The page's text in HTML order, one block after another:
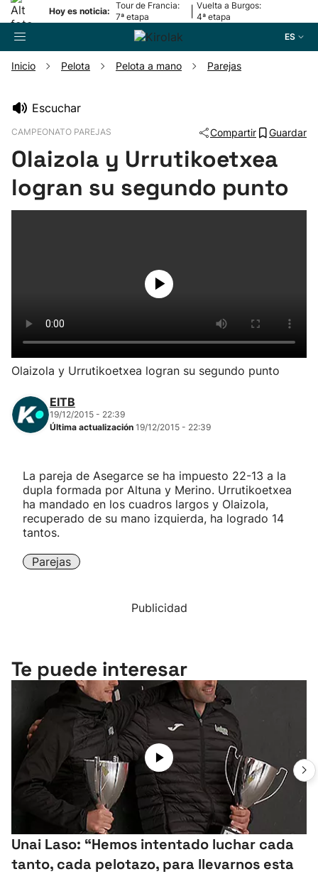
Hoy es noticia:
Tour de Francia:
7ª etapa
Vuelta a Burgos:
4ª etapa
ES
Pelota
Herri-kirolak
Balonmano
Kirolak 360
Carreras de montaña
Más deportes
"Helmuga"
Inicio Pelota Pelota a mano Parejas
Escuchar
CAMPEONATO PAREJAS Compartir Guardar
Olaizola y Urrutikoetxea
logran su segundo punto
Olaizola y Urrutikoetxea logran su segundo punto
EITB
19/12/2015 - 22:39
Última actualización 19/12/2015 - 22:39
La pareja de Asegarce se ha impuesto 22-13 a la
dupla formada por Altuna y Merino. Urrutikoetxea
ha mandado en los cuadros largos y Olaizola,
recuperado de su mano izquierda, ha logrado 14
tantos.
Parejas
Publicidad
Te puede interesar
Unai Laso: “Hemos intentado luchar cada
tanto, cada pelotazo, para llevarnos esta